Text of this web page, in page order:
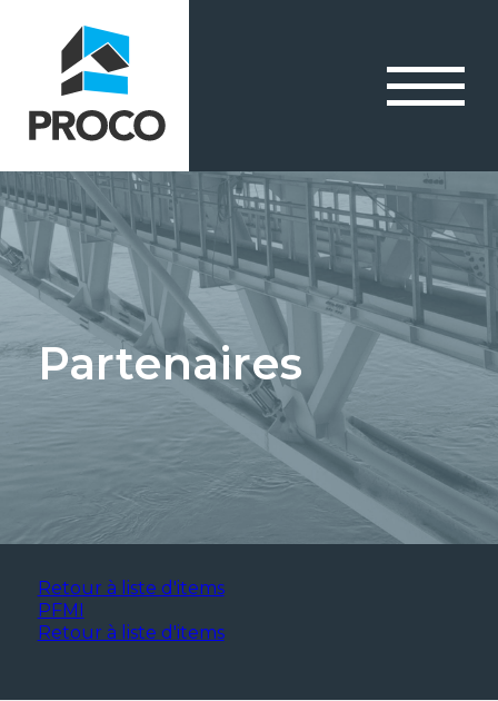
Partenaires
Retour à liste d'items
PFMI
Retour à liste d'items